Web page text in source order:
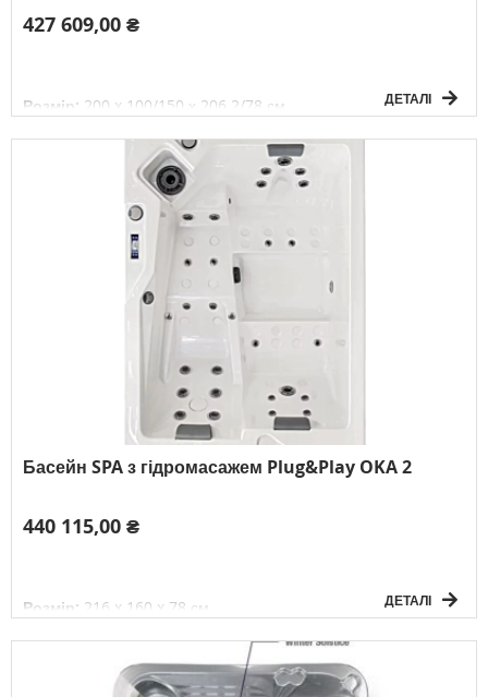
427 609,00 ₴
Розмір: 200 x 100/150 х 206.2/78 см
Вага без води:200 кг
Електричне підключення:
1P/230V/50Гц
ДЕТАЛІ
Басейн SPA з гідромасажем Plug&Play OKA 2
440 115,00 ₴
Розмір: 216 x 160 x 78 см
Вага без води:210 кг
Електричне підключення:1P/230V/50Гц
3
ДЕТАЛІ